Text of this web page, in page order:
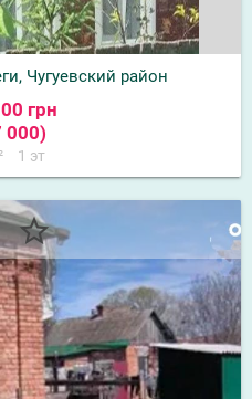
Чугуевский район
грн
000)
1 эт
star_border